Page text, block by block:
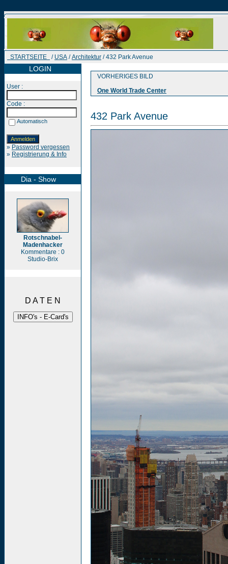
STARTSEITE / USA /Architektur / 432 Park Avenue
LOGIN
User :
Code :
Automatisch
» Password vergessen
» Registrierung & Info
Dia - Show
Rotschnabel-
Madenhacker
Kommentare : 0
Studio-Brix
D A T E N
VORHERIGES BILD
One World Trade Center
432 Park Avenue